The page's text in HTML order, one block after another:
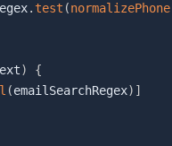
. test (normalizePhone
)
{
(emailSearchRegex) ]